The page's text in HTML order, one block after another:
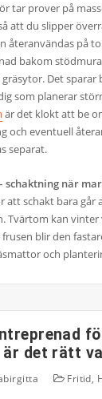
tar prover på
att du slipper
återanvändas på
bakom
Det sparar
som planerar
är det klokt att be
och eventuell
separat.
schaktning när
att schakt bara går
Tvärtom kan vinter
frusen blir den
och
det rätt
Fritid,